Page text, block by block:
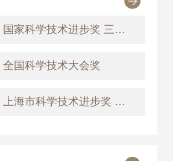
1989年 国家科学技术进步奖 三等奖
全国科学技术大会奖
1999年 上海市科学技术进步奖 二等奖